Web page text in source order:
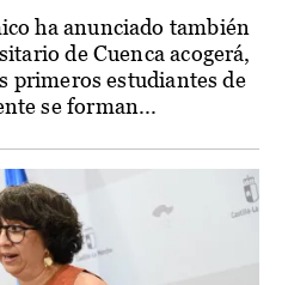
ha anunciado también
de Cuenca acogerá,
primeros estudiantes de
se forman...